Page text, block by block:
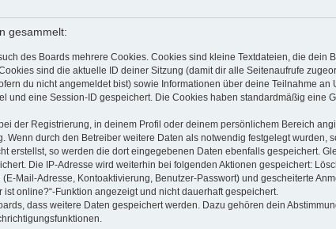
gesammelt:
des Boards mehrere Cookies. Cookies sind kleine Textdateien, die
sind die aktuelle ID deiner Sitzung (damit dir alle Seitenaufrufe
du nicht angemeldet bist) sowie Informationen über deine Teilnahme
und eine Session-ID gespeichert. Die Cookies haben standardmäßig eine
der Registrierung, in deinem Profil oder deinem persönlichem Bereich
Wenn durch den Betreiber weitere Daten als notwendig festgelegt wurden,
erstellst, so werden die dort eingegebenen Daten ebenfalls gespeichert.
Die IP-Adresse wird weiterhin bei folgenden Aktionen gespeichert:
Mail-Adresse, Kontoaktivierung, Benutzer-Passwort) und gescheiterte
ist online?“-Funktion angezeigt und nicht dauerhaft gespeichert.
dass weitere Daten gespeichert werden. Dazu gehören dein